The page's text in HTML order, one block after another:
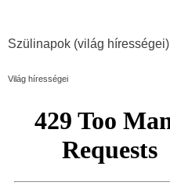
Szülinapok (világ hírességei)
Világ hírességei